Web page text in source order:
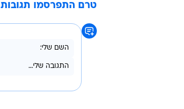
טרם התפרסמו תגובות